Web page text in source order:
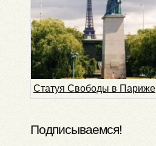
Статуя Свободы в Париже
Подписываемся!